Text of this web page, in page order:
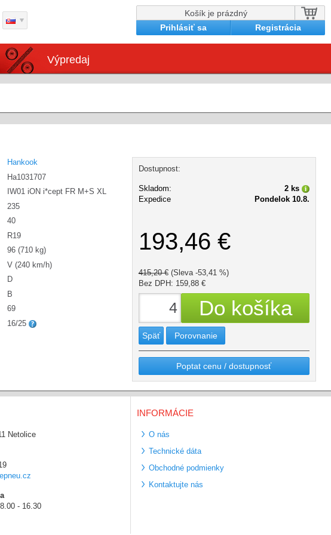
Košík je prázdný
Prihlásiť sa
Registrácia
Výpredaj
Hankook
Ha1031707
IW01 iON i*cept FR M+S XL
235
40
R19
96 (710 kg)
V (240 km/h)
D
B
69
16/25
Dostupnost:
Skladom:
2 ks
Expedice
Pondelok 10.8.
193,46 €
415,20 € (Sleva -53,41 %)
Bez DPH: 159,88 €
Späť Porovnanie
Poptat cenu / dostupnosť
Netolice
- 16.30
INFORMÁCIE
O nás
Technické dáta
Obchodné podmienky
Kontaktujte nás